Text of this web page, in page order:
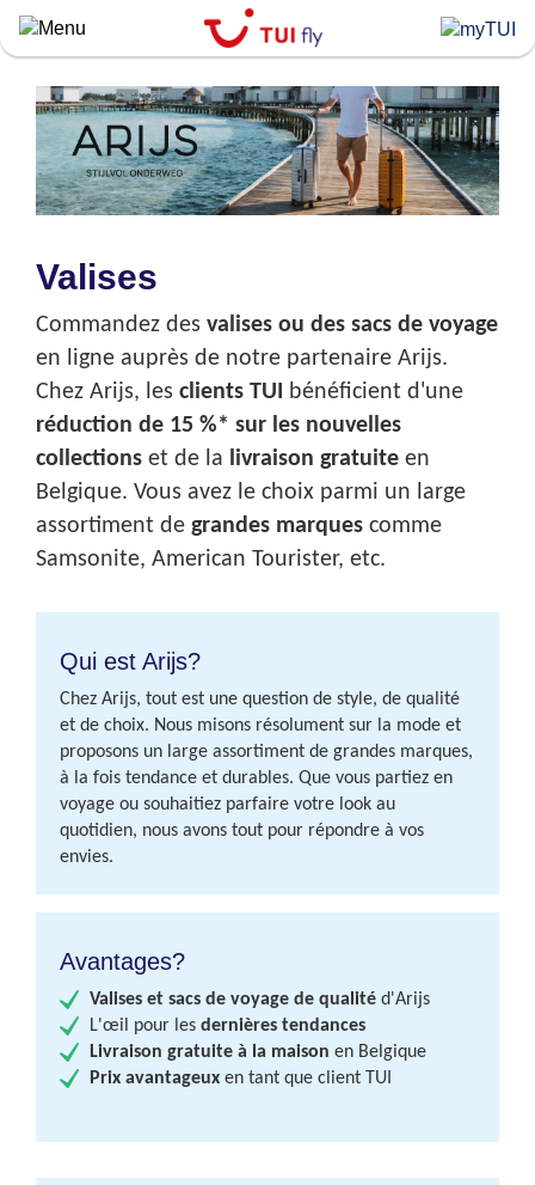
Skip
to
content
Valises
Commandez des valises ou des sacs de voyage
en ligne auprès de notre partenaire Arijs.
Chez Arijs, les clients TUI
bénéficient d'une
réduction de 15 %* sur les nouvelles
collections et de la livraison gratuite en
Belgique. Vous avez le choix parmi un large
assortiment de grandes marques comme
Samsonite, American Tourister, etc.
Qui est Arijs?
Chez Arijs, tout est une question de style, de qualité
et de choix. Nous misons résolument sur la mode et
proposons un large assortiment de grandes marques,
à la fois tendance et durables. Que vous partiez en
voyage ou souhaitiez parfaire votre look au
quotidien, nous avons tout pour répondre à vos
envies.
Avantages?
Valises et sacs de voyage de qualité d'Arijs
L'œil pour les dernières tendances
Livraison gratuite à la maison en Belgique
Prix avantageux en tant que client TUI